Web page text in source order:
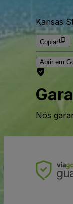
Kansas
Copiar
Abrir em
Nós